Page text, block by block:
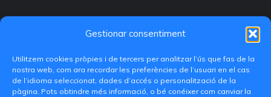
Gestionar consentiment
Utilitzem cookies pròpies i de tercers per analitzar l’ús que fas de la
nostra web, com ara recordar les preferències de l’usuari en el cas
de l’idioma seleccionat, dades d’accés o personalització de la
pàgina. Pots obtindre més informació, o bé conéixer com canviar la